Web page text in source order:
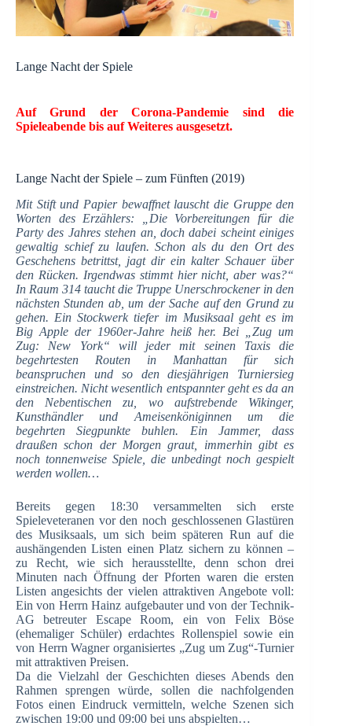
Lange Nacht der Spiele
Auf Grund der Corona-Pandemie sind die
Spieleabende bis auf Weiteres ausgesetzt.
Lange Nacht der Spiele – zum Fünften (2019)
Mit Stift und Papier bewaffnet lauscht die Gruppe den
Worten des Erzählers: „Die Vorbereitungen für die
Party des Jahres stehen an, doch dabei scheint einiges
gewaltig schief zu laufen. Schon als du den Ort des
Geschehens betrittst, jagt dir ein kalter Schauer über
den Rücken. Irgendwas stimmt hier nicht, aber was?“
In Raum 314 taucht die Truppe Unerschrockener in den
nächsten Stunden ab, um der Sache auf den Grund zu
gehen. Ein Stockwerk tiefer im Musiksaal geht es im
Big Apple der 1960er-Jahre heiß her. Bei „Zug um
Zug: New York“ will jeder mit seinen Taxis die
begehrtesten Routen in Manhattan für sich
beanspruchen und so den diesjährigen Turniersieg
einstreichen. Nicht wesentlich entspannter geht es da an
den Nebentischen zu, wo aufstrebende Wikinger,
Kunsthändler und Ameisenköniginnen um die
begehrten Siegpunkte buhlen. Ein Jammer, dass
draußen schon der Morgen graut, immerhin gibt es
noch tonnenweise Spiele, die unbedingt noch gespielt
werden wollen…
Bereits gegen 18:30 versammelten sich erste
Spieleveteranen vor den noch geschlossenen Glastüren
des Musiksaals, um sich beim späteren Run auf die
aushängenden Listen einen Platz sichern zu können –
zu Recht, wie sich herausstellte, denn schon drei
Minuten nach Öffnung der Pforten waren die ersten
Listen angesichts der vielen attraktiven Angebote voll:
Ein von Herrn Hainz aufgebauter und von der Technik-
AG betreuter Escape Room, ein von Felix Böse
(ehemaliger Schüler) erdachtes Rollenspiel sowie ein
von Herrn Wagner organisiertes „Zug um Zug“-Turnier
mit attraktiven Preisen.
Da die Vielzahl der Geschichten dieses Abends den
Rahmen sprengen würde, sollen die nachfolgenden
Fotos einen Eindruck vermitteln, welche Szenen sich
zwischen 19:00 und 09:00 bei uns abspielten…